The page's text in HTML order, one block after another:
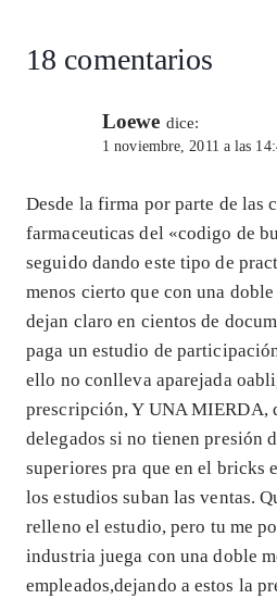
18 comentarios
Loewe dice:
1 noviembre, 2011 a las
Desde la firma por parte de las
farmaceuticas del «codigo de
seguido dando este tipo de
menos cierto que con una
dejan claro en cientos de
paga un estudio de
ello no conlleva aparejada
prescripción, Y UNA MIERDA,
delegados si no tienen presión
superiores pra que en el bricks
los estudios suban las ventas.
relleno el estudio, pero tu me
industria juega con una doble
empleados,dejando a estos la